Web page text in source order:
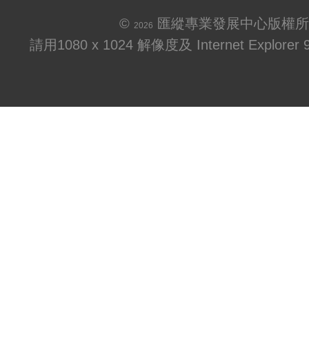
© 2026
匯縱專業發展中心版權
請用1080 x 1024 解像度及 Internet Explorer